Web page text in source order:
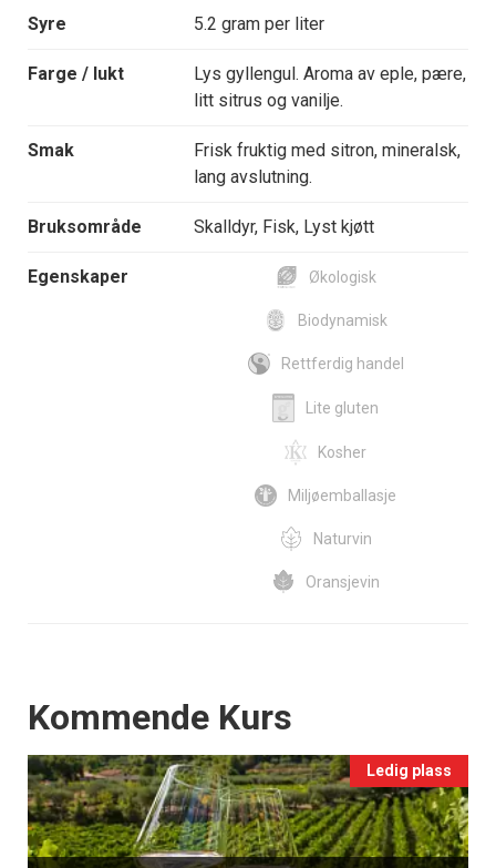
Syre 5.2 gram per liter
Farge / lukt
Lys gyllengul. Aroma av eple, pære,
litt sitrus og vanilje.
Smak
Frisk fruktig med sitron, mineralsk,
lang avslutning.
Bruksområde Skalldyr, Fisk, Lyst kjøtt
Egenskaper Økologisk
Biodynamisk
Rettferdig handel
Lite gluten
Kosher
Miljøemballasje
Naturvin
Oransjevin
Events
Kommende Kurs
Ledig plass